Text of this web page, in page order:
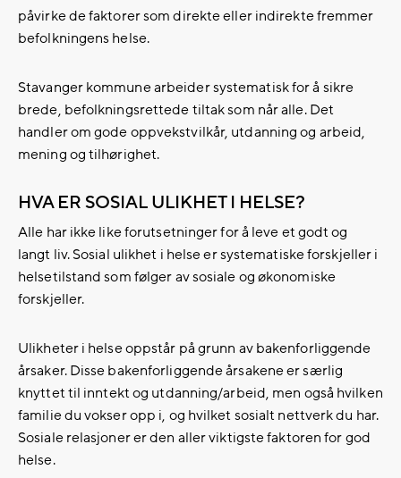
påvirke de faktorer som direkte eller indirekte fremmer
befolkningens helse.
Stavanger kommune arbeider systematisk for å sikre
brede, befolkningsrettede tiltak som når alle. Det
handler om gode oppvekstvilkår, utdanning og arbeid,
mening og tilhørighet.
HVA ER SOSIAL ULIKHET I HELSE?
Alle har ikke like forutsetninger for å leve et godt og
langt liv. Sosial ulikhet i helse er systematiske forskjeller i
helsetilstand som følger av sosiale og økonomiske
forskjeller.
Ulikheter i helse oppstår på grunn av bakenforliggende
årsaker. ​Disse bakenforliggende årsakene er særlig
knyttet til inntekt og utdanning/arbeid, men også hvilken
familie du vokser opp i, og hvilket sosialt nettverk du har.
Sosiale relasjoner er den aller viktigste faktoren for god
helse.